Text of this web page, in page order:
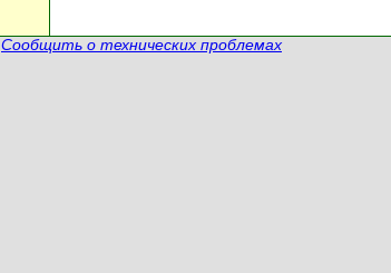
Сообщить о технических проблемах